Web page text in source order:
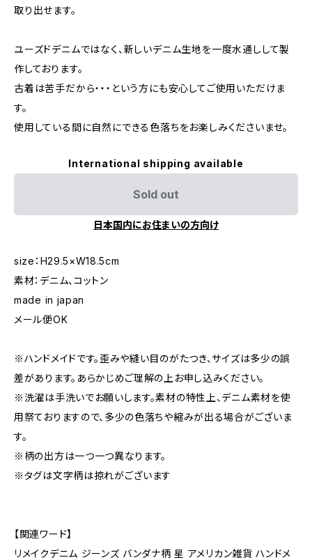
取り出せます。
ユーズドデニムではなく、新しいデニム生地を一度水通しして製
作しております。
古着は苦手だから・・・という方にも安心してご使用いただけま
す。
使用している間に自然にできる色落ちをお楽しみくださいませ。
International shipping available
Sold out
日本国内にお住まいの方向け
size：H29.5×W18.5cm
素材：デニム、コットン
made in japan
メール便OK
※ハンドメイドです。歪みや縫い目のがたつき、サイズは多少の誤
差があります。あらかじめご理解の上お申し込みください。
※洗濯は手洗いでお願いします。素材の特性上、デニム素材を使
用祭ておりますので、多少の色落ちや縮みが出る場合がございま
す。
※柄の出方は一つ一つ異なります。
※タグは文字柄は掠れがございます
【関連ワード】
リメイクデニム ジーンズ バンダナ柄 星 アメリカン雑貨 ハンドメ